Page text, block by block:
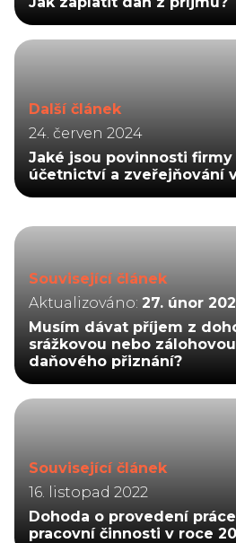
Další článek
24. červen 2024
Jaké jsou povinnosti
účetnictví a zveřejňování
Související článek
Aktualizováno: 27. únor
Musím dávat příjem z
srážkovou nebo
daňového přiznání?
Související článek
16. listopad 2022
Dohoda o provedení
pracovní činnosti v roce